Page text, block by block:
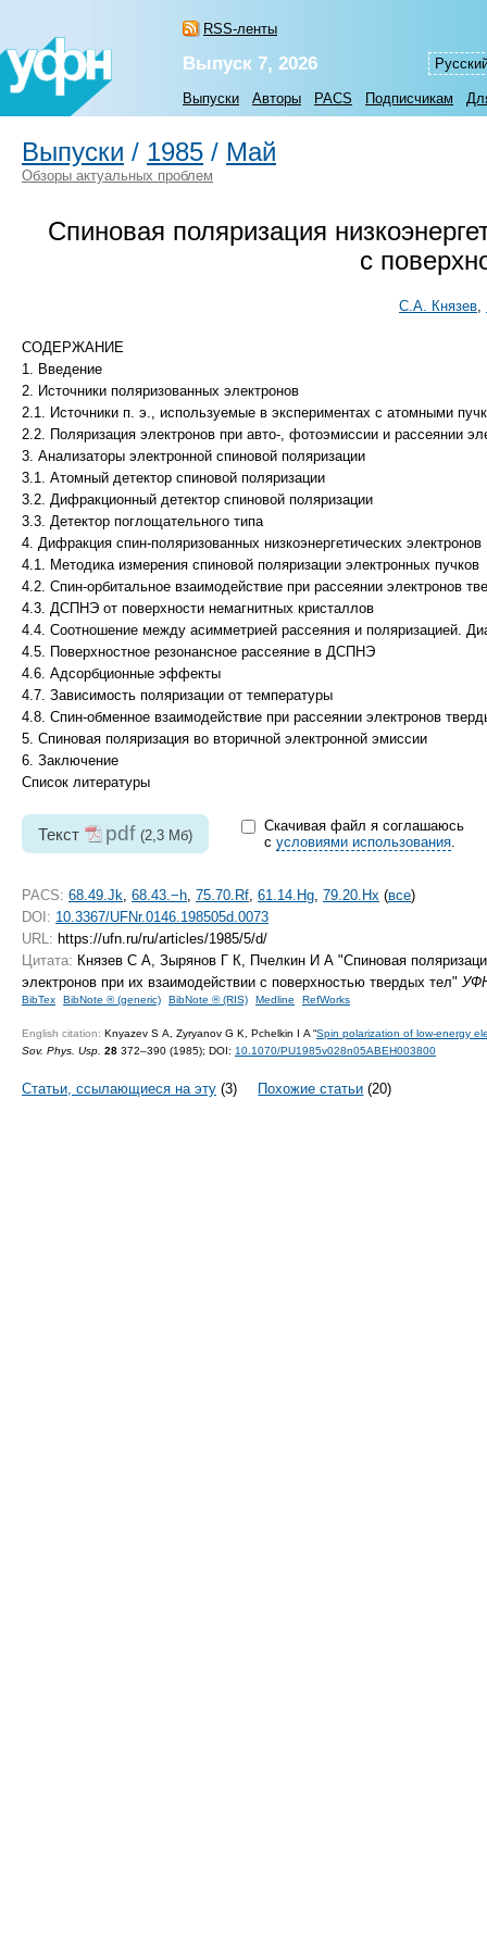
RSS-ленты
Выпуск 7, 2026
Выпуски Авторы PACS Подписчикам
Выпуски / 1985 / Май
Обзоры актуальных проблем
Спиновая поляризация
с
С.А. Князев,
СОДЕРЖАНИЕ
1. Введение
2. Источники поляризованных электронов
2.1. Источники п. э., используемые в экспериментах с атомными
2.2. Поляризация электронов при авто-, фотоэмиссии и рассеянии
3. Анализаторы электронной спиновой поляризации
3.1. Атомный детектор спиновой поляризации
3.2. Дифракционный детектор спиновой поляризации
3.3. Детектор поглощательного типа
4. Дифракция спин-поляризованных низкоэнергетических электронов
4.1. Методика измерения спиновой поляризации электронных пучков
4.2. Спин-орбитальное взаимодействие при рассеянии электронов
4.3. ДСПНЭ от поверхности немагнитных кристаллов
4.4. Соотношение между асимметрией рассеяния и поляризацией.
4.5. Поверхностное резонансное рассеяние в ДСПНЭ
4.6. Адсорбционные эффекты
4.7. Зависимость поляризации от температуры
4.8. Спин-обменное взаимодействие при рассеянии электронов
5. Спиновая поляризация во вторичной электронной эмиссии
6. Заключение
Список литературы
Текст pdf (2,3 Мб)
Скачивая файл я соглашаюсь
с условиями использования.
PACS: 68.49.Jk 68.43.−h 75.70.Rf 61.14.Hg 79.20.Hx (все)
DOI: 10.3367/UFNr.0146.198505d.0073
URL: https://ufn.ru/ru/articles/1985/5/d/
Цитата: Князев С А, Зырянов Г К, Пчелкин И А "Спиновая
электронов при их взаимодействии с поверхностью твердых тел"
BibTex BibNote ® (generic) BibNote ® (RIS) Medline RefWorks
English citation: Knyazev S A, Zyryanov G K, Pchelkin I A “Spin polarization of low-energy
Sov. Phys. Usp. 28 372–390 (1985); DOI: 10.1070/PU1985v028n05ABEH003800
Статьи, ссылающиеся на эту (3) Похожие статьи (20)